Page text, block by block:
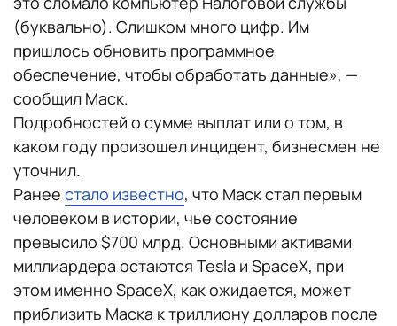
(буквально). Слишком много цифр. Им
пришлось обновить программное
обеспечение, чтобы обработать данные», —
сообщил Маск.
Подробностей о сумме выплат или о том, в
каком году произошел инцидент, бизнесмен не
уточнил.
Ранее стало известно, что Маск стал первым
человеком в истории, чье состояние
превысило $700 млрд. Основными активами
миллиардера остаются Tesla и SpaceX, при
этом именно SpaceX, как ожидается, может
приблизить Маска к триллиону долларов после